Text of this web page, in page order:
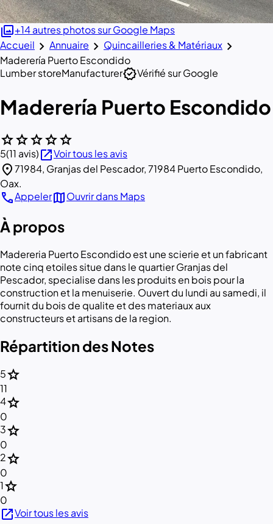
photo_library+14 autres photos sur Google Maps
Accueil chevron_right Annuaire chevron_right Quincailleries & Matériaux chevron_right
Maderería Puerto Escondido
Lumber storeManufacturerverifiedVérifié sur Google
Maderería Puerto Escondido
starstarstarstarstar
5(11 avis)open_in_newVoir tous les avis
location_on71984, Granjas del Pescador, 71984 Puerto Escondido,
Oax.
callAppelermapOuvrir dans Maps
À propos
Madereria Puerto Escondido est une scierie et un fabricant
note cinq etoiles situe dans le quartier Granjas del
Pescador, specialise dans les produits en bois pour la
construction et la menuiserie. Ouvert du lundi au samedi, il
fournit du bois de qualite et des materiaux aux
constructeurs et artisans de la region.
Répartition des Notes
5star
11
4star
0
3star
0
2star
0
1star
0
open_in_newVoir tous les avis